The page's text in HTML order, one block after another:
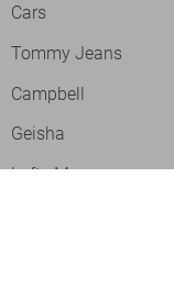
Cars
Tommy Jeans
Campbell
Geisha
Lofty Manner